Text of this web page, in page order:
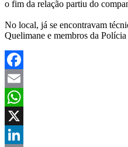
o fim da relação partiu do
No local, já se encontravam
Quelimane e membros da
Facebook
Email
WhatsApp
X